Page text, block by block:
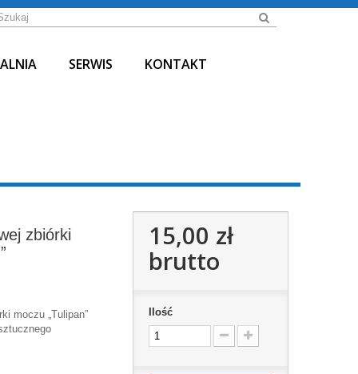
SERWIS KONTAKT
zbiórki
moczu „Tulipan”
15,00 zł
brutto
Ilość